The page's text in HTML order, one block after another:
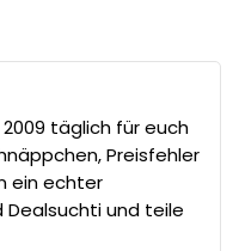
2009 täglich für euch
Preisfehler
ein echter
Dealsuchti und teile